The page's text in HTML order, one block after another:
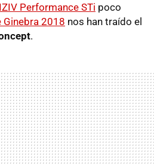
Performance STi poco
Ginebra 2018 nos han traído el
.